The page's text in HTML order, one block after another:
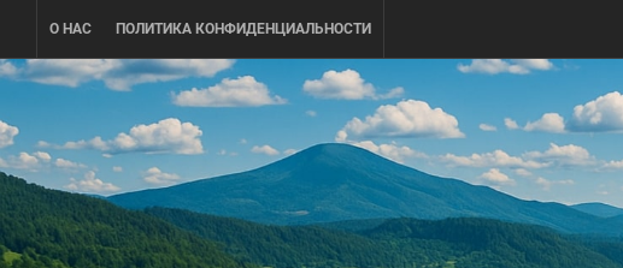
content
О НАС ПОЛИТИКА КОНФИДЕНЦИАЛЬНОСТИ